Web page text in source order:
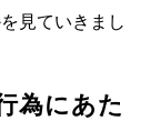
見ていきまし
為にあた